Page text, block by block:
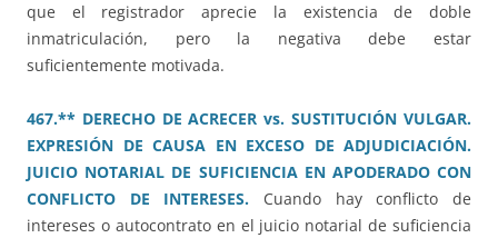
que el registrador aprecie la existencia de doble
inmatriculación, pero la negativa debe estar
suficientemente motivada.
467.** DERECHO DE ACRECER vs. SUSTITUCIÓN VULGAR.
EXPRESIÓN DE CAUSA EN EXCESO DE ADJUDICIACIÓN.
JUICIO NOTARIAL DE SUFICIENCIA EN APODERADO CON
CONFLICTO DE INTERESES. Cuando hay conflicto de
intereses o autocontrato en el juicio notarial de suficiencia